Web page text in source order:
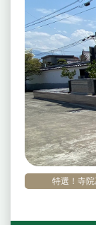
特選！寺